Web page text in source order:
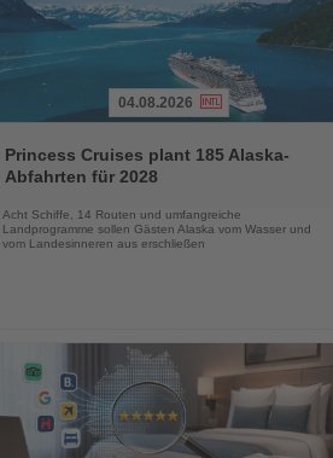
Sie
die
04.08.2026
Princess Cruises plant 185 Alaska-
Abfahrten für 2028
Acht Schiffe, 14 Routen und umfangreiche
Landprogramme sollen Gästen Alaska vom Wasser und
vom Landesinneren aus erschließen